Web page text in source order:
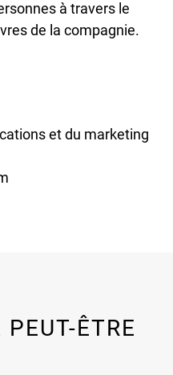
à travers le
de la compagnie.
et du marketing
ÊTRE